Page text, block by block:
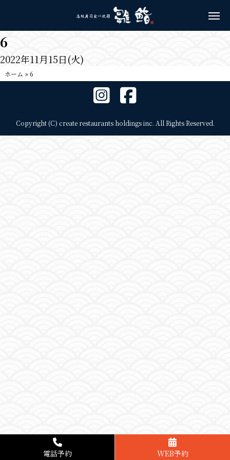
6
2022年11月15日(火)
ホーム »6
Copyright (C) create restaurants holdings inc. All Rights Reserved.
電話予約 WEB予約